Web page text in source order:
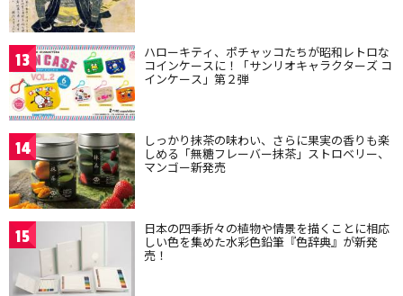
13 ハローキティ、ポチャッコたちが昭和レトロな
コインケースに！「サンリオキャラクターズ コ
インケース」第２弾
14 しっかり抹茶の味わい、さらに果実の香りも楽
しめる「無糖フレーバー抹茶」ストロベリー、
マンゴー新発売
15 日本の四季折々の植物や情景を描くことに相応
しい色を集めた水彩色鉛筆『色辞典』が新発
売！